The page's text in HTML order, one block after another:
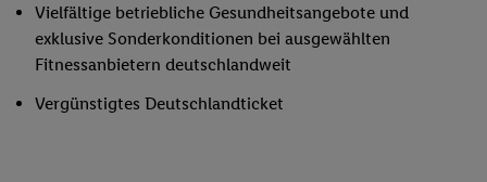
Vielfältige betriebliche Gesundheitsangebote und
exklusive Sonderkonditionen bei ausgewählten
Fitnessanbietern deutschlandweit
Vergünstigtes Deutschlandticket